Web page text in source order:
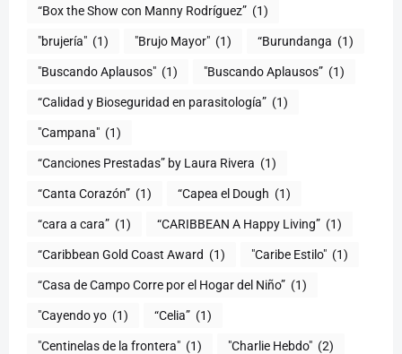
“Box the Show con Manny Rodríguez” (1)
"brujería" (1) "Brujo Mayor" (1) “Burundanga (1)
"Buscando Aplausos" (1) "Buscando Aplausos” (1)
(1)
"Campana" (1)
“Canciones Prestadas” by Laura Rivera (1)
“Canta Corazón” (1) “Capea el Dough (1)
“cara a cara” (1) “CARIBBEAN A Happy Living” (1)
(1) "Caribe Estilo" (1)
“Casa de Campo Corre por el Hogar del Niño” (1)
"Cayendo yo (1) (1)
"Centinelas de la frontera" (1) "Charlie Hebdo" (2)